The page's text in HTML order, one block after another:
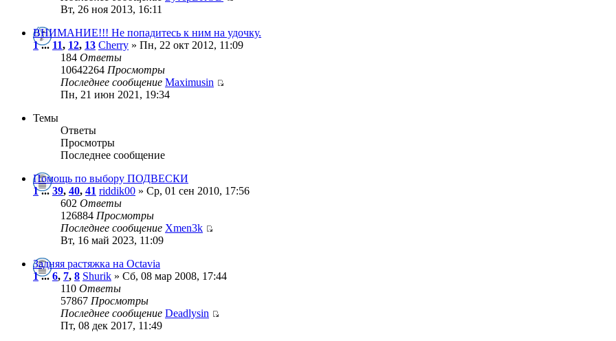
Вт, 26 ноя 2013, 16:11
ВНИМАНИЕ!!! Не попадитесь к ним на удочку.
1... 11, 12, 13 Cherry » Пн, 22 окт 2012, 11:09
184 Ответы
10642264 Просмотры
Последнее сообщение Maximusin
Пн, 21 июн 2021, 19:34
Темы
Ответы
Просмотры
Последнее сообщение
Помощь по выбору ПОДВЕСКИ
1...39, 40, 41 riddik00 » Ср, 01 сен 2010, 17:56
602 Ответы
126884 Просмотры
Последнее сообщение Xmen3k
Вт, 16 май 2023, 11:09
Задняя растяжка на Octavia
1...6, 7, 8 Shurik » Сб, 08 мар 2008, 17:44
110 Ответы
57867 Просмотры
Последнее сообщение Deadlysin
Пт, 08 дек 2017, 11:49